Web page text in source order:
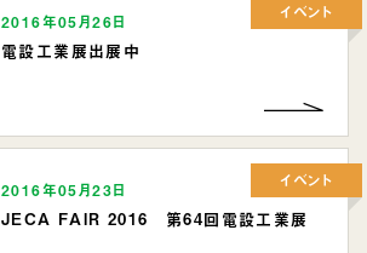
2016年05月26日
電設工業展出展中
イベント
2016年05月23日
JECA FAIR 2016 第64回電設工業展
イベント